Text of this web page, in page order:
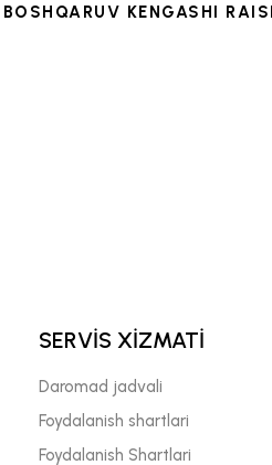
BOSHQARUV KENGASHI RAISI
SERVİS XİZMATİ
Daromad jadvali
Foydalanish shartlari
Foydalanish Shartlari